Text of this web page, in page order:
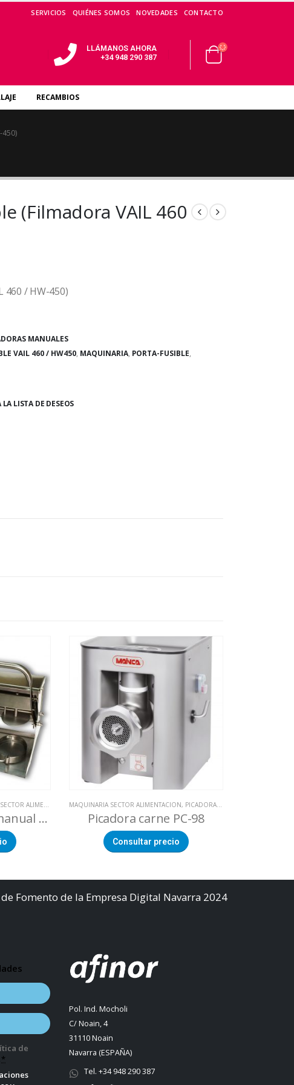
SERVICIOS QUIÉNES SOMOS NOVEDADES CONTACTO
LLÁMANOS AHORA
+34 948 290 387
RECAMBIOS
450)
(Filmadora VAIL 460
460 / HW-450)
MANUALES
VAIL 460 / HW450, MAQUINARIA, PORTA-FUSIBLE,
LISTA DE DESEOS
ALIMENTACION
Hamburguesera manual 4 uds. forma oval
MAQUINARIA SECTOR ALIMENTACION, PICADORAS CARNE
Picadora carne PC-98
Consultar precio
Fomento de la Empresa Digital Navarra 2024
de
*
Pol. Ind. Mocholi
C/ Noain, 4
31110 Noain
Navarra (ESPAÑA)
Tel. +34 948 290 387